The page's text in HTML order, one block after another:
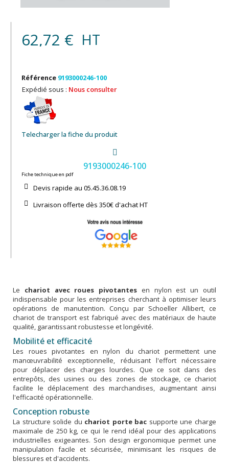
62,72 € HT
Référence 9193000246-100
Expédié sous : Nous consulter
Telecharger la fiche du produit
9193000246-100
Fiche technique en pdf
Devis rapide au 05.45.36.08.19​
Livraison offerte dès 350€ d'achat​ HT
Le chariot avec roues pivotantes en nylon est un outil
indispensable pour les entreprises cherchant à optimiser leurs
opérations de manutention. Conçu par Schoeller Allibert, ce
chariot de transport est fabriqué avec des matériaux de haute
qualité, garantissant robustesse et longévité.
Mobilité et efficacité
Les roues pivotantes en nylon du chariot permettent une
manœuvrabilité exceptionnelle, réduisant l'effort nécessaire
pour déplacer des charges lourdes. Que ce soit dans des
entrepôts, des usines ou des zones de stockage, ce chariot
facilite le déplacement des marchandises, augmentant ainsi
l'efficacité opérationnelle.
Conception robuste
La structure solide du chariot porte bac supporte une charge
maximale de 250 kg, ce qui le rend idéal pour des applications
industrielles exigeantes. Son design ergonomique permet une
manipulation facile et sécurisée, minimisant les risques de
blessures et d'accidents.